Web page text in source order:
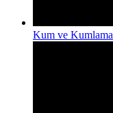
Kum ve Kumlama